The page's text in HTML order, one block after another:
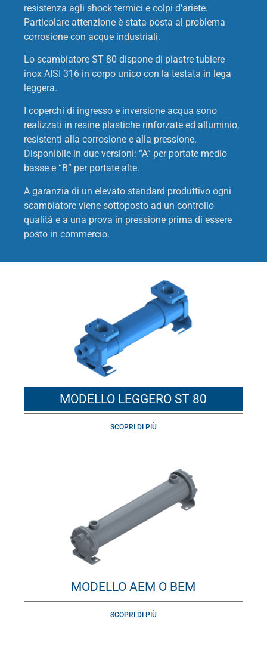
resistenza agli shock termici e colpi d’ariete.
Particolare attenzione è stata posta al problema
corrosione con acque industriali.
Lo scambiatore ST 80 dispone di piastre tubiere
inox AISI 316 in corpo unico con la testata in lega
leggera.
I coperchi di ingresso e inversione acqua sono
realizzati in resine plastiche rinforzate ed alluminio,
resistenti alla corrosione e alla pressione.
Disponibile in due versioni: “A” per portate medio
basse e “B” per portate alte.
A garanzia di un elevato standard produttivo ogni
scambiatore viene sottoposto ad un controllo
qualità e a una prova in pressione prima di essere
posto in commercio.
MODELLO LEGGERO ST 80
SCOPRI DI PIÙ
MODELLO AEM O BEM
SCOPRI DI PIÙ